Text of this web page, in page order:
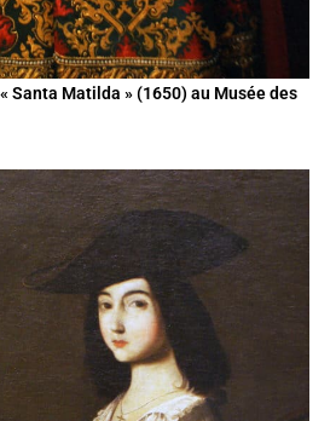
Santa Matilda » (1650) au Musée des